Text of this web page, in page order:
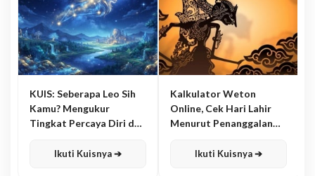
KUIS: Seberapa Leo Sih
Kamu? Mengukur
Tingkat Percaya Diri dan
Ikuti Kuisnya ➔
Kalkulator Weton
Online, Cek Hari Lahir
Menurut Penanggalan
Ikuti Kuisnya ➔